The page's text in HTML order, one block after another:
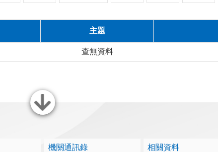
主題
查無資料
關閉
機關通訊錄 相關資料